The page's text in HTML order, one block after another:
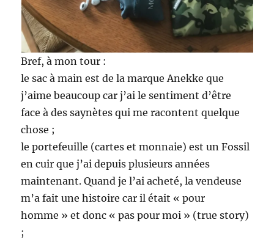
Bref, à mon tour :
le sac à main est de la marque Anekke que
j’aime beaucoup car j’ai le sentiment d’être
face à des saynètes qui me racontent quelque
chose ;
le portefeuille (cartes et monnaie) est un Fossil
en cuir que j’ai depuis plusieurs années
maintenant. Quand je l’ai acheté, la vendeuse
m’a fait une histoire car il était « pour
homme » et donc « pas pour moi » (true story)
;